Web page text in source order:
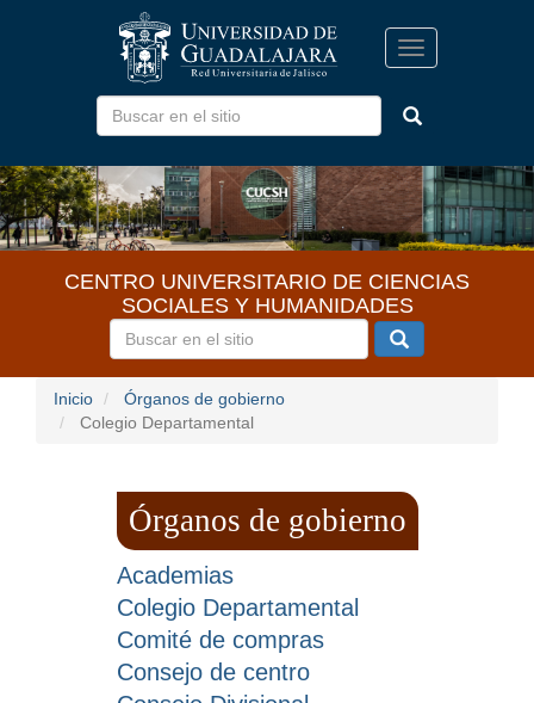
Toggle
navigation
CENTRO UNIVERSITARIO DE CIENCIAS
SOCIALES Y HUMANIDADES
Inicio
Órganos de gobierno
Colegio Departamental
Órganos de gobierno
Academias
Colegio Departamental
Comité de compras
Consejo de centro